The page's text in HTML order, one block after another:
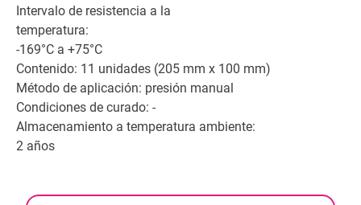
Intervalo de resistencia a la
temperatura:
-169°C a +75°C
Contenido: 11 unidades (205 mm x 100 mm)
Método de aplicación: presión manual
Condiciones de curado: -
Almacenamiento a temperatura ambiente:
2 años